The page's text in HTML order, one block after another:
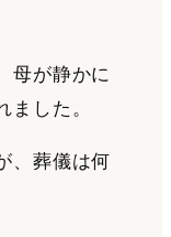
母が静かに
ました。
、葬儀は何